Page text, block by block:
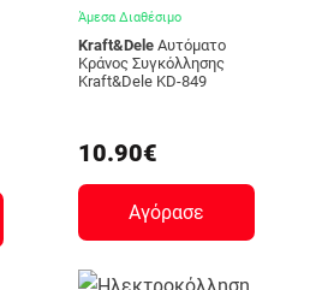
Άμεσα Διαθέσιμο
Kraft&Dele
Κράνος Συγκόλλησης
Kraft&Dele KD-849
10.90€
Αγόρασε